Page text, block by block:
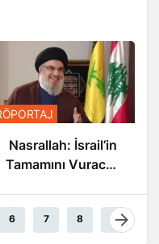
Nasrallah: İsrail’in
Tamamını Vuracak
6 7 8 9